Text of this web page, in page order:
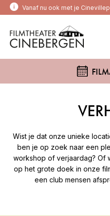
Vanaf nu ook met je
Wist je dat onze unieke
ben je op zoek naar een
workshop of verjaardag? Of
op het grote doek in onze
een club mensen